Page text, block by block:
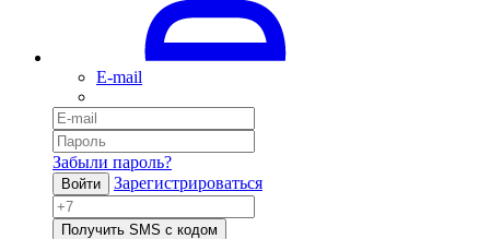
E-mail
Забыли пароль?
Войти Зарегистрироваться
Получить SMS с кодом